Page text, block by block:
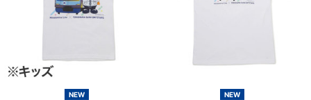
NEW NEW